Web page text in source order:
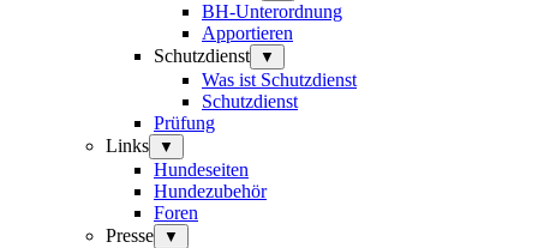
BH-Unterordnung
Apportieren
Schutzdienst
▼
Was ist Schutzdienst
Schutzdienst
Prüfung
Links
▼
Hundeseiten
Hundezubehör
Foren
Presse
▼